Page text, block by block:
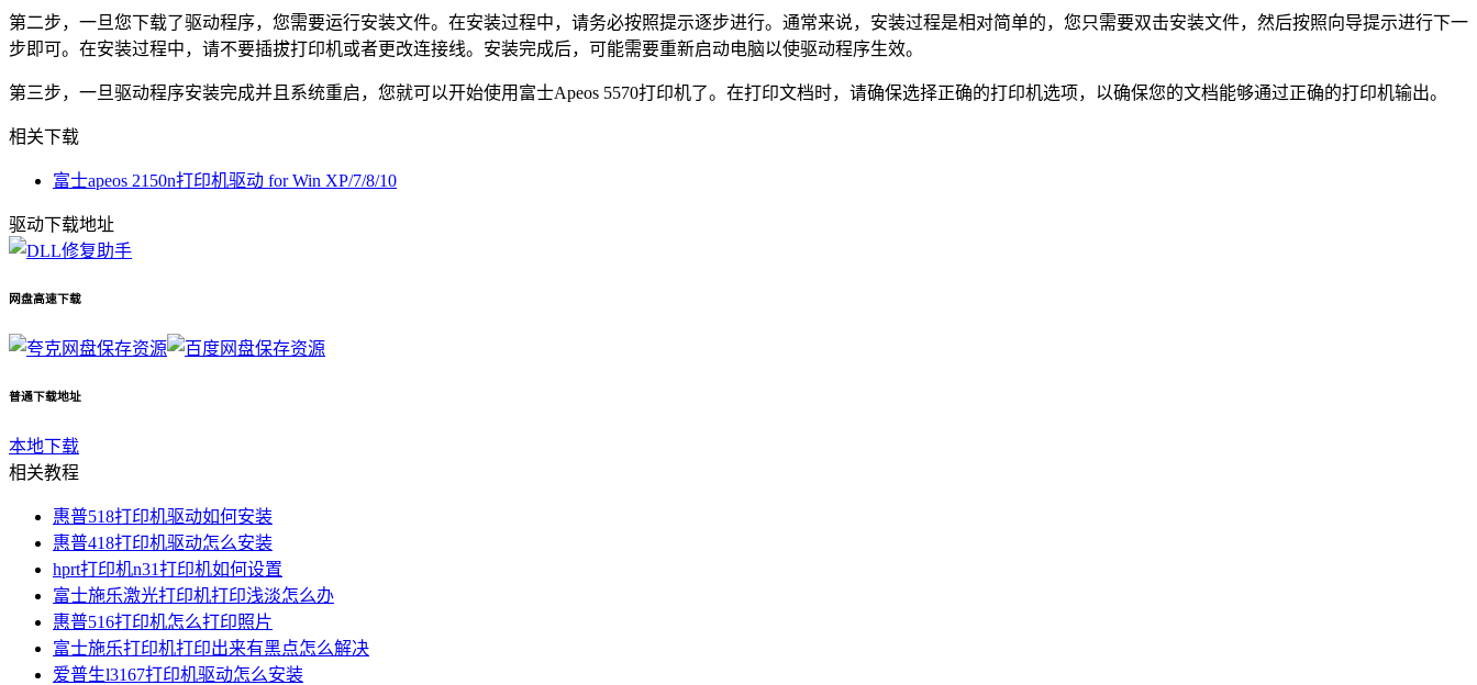
第二步，一旦您下载了驱动程序，您需要运行安装文件。在安装过程中，请务必按照提示逐步进行。通常来说，安装过程是相对简单的，您只需要双击安装文件，然后按照向导提示进行下一
步即可。在安装过程中，请不要插拔打印机或者更改连接线。安装完成后，可能需要重新启动电脑以使驱动程序生效。
第三步，一旦驱动程序安装完成并且系统重启，您就可以开始使用富士Apeos 5570打印机了。在打印文档时，请确保选择正确的打印机选项，以确保您的文档能够通过正确的打印机输出。
相关下载
富士apeos 2150n打印机驱动 for Win XP/7/8/10
驱动下载地址
网盘高速下载
保存资源 保存资源
普通下载地址
本地下载
相关教程
惠普518打印机驱动如何安装
惠普418打印机驱动怎么安装
hprt打印机n31打印机如何设置
富士施乐激光打印机打印浅淡怎么办
惠普516打印机怎么打印照片
富士施乐打印机打印出来有黑点怎么解决
爱普生l3167打印机驱动怎么安装